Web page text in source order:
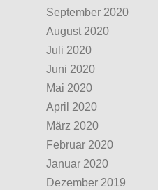
September 2020
August 2020
Juli 2020
Juni 2020
Mai 2020
April 2020
März 2020
Februar 2020
Januar 2020
Dezember 2019